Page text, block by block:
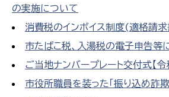
の実施について
消費税のインボイス制度(適格請
市たばこ税、入湯税の電子申告等
ご当地ナンバープレート交付式【
市役所職員を装った「振り込め詐